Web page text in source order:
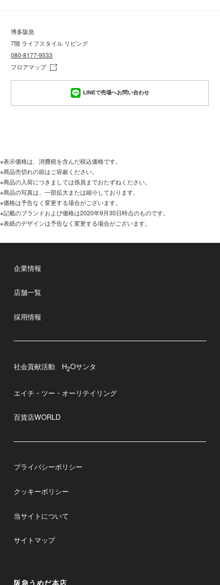
博多阪急
7階 ライフスタイル リビング
080-8177-9533
フロアマップ
LINEで売場へお問い合わせ
※表示価格は、消費税を含んだ税込価格です。
※商品売切れの節はご容赦ください。
※商品の入荷につきましては係員までおたずねください。
※商品の写真は、一部拡大または縮小しております。
※価格は予告なく変更する場合がございます。
※記載のブランドおよび価格は2020年9月30日時点のものです。
※表紙のデザインは予告なく変更する場合がございます。
企業情報
店舗一覧
採用情報
社会貢献活動 H2Oサンタ
エイチ・ツー・オーリテイリング
百貨店WORLD
プライバシーポリシー
クッキーポリシー
当サイトについて
サイトマップ
阪急うめだ本店